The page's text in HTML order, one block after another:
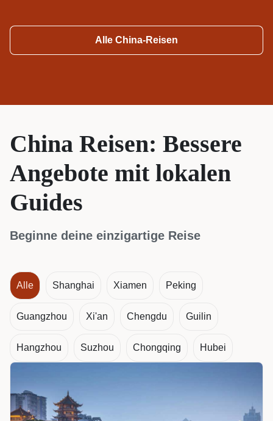
Alle China-Reisen
China Reisen: Bessere
Angebote mit lokalen
Guides
Beginne deine einzigartige Reise
Alle Shanghai Xiamen Peking
Guangzhou Xi'an Chengdu Guilin
Hangzhou Suzhou Chongqing Hubei